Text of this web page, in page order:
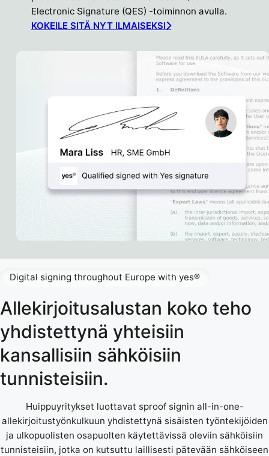
Electronic Signature (QES) -toiminnon avulla.
KOKEILE SITÄ NYT ILMAISEKSI
Allekirjoitusalustan koko teho
yhdistettynä yhteisiin
kansallisiin sähköisiin
tunnisteisiin.
Huippuyritykset luottavat sproof signin all-in-one-
allekirjoitustyönkulkuun yhdistettynä sisäisten työntekijöiden
ja ulkopuolisten osapuolten käytettävissä oleviin sähköisiin
tunnisteisiin, jotka on kutsuttu laillisesti pätevään sähköiseen
Digital signing throughout Europe with yes®